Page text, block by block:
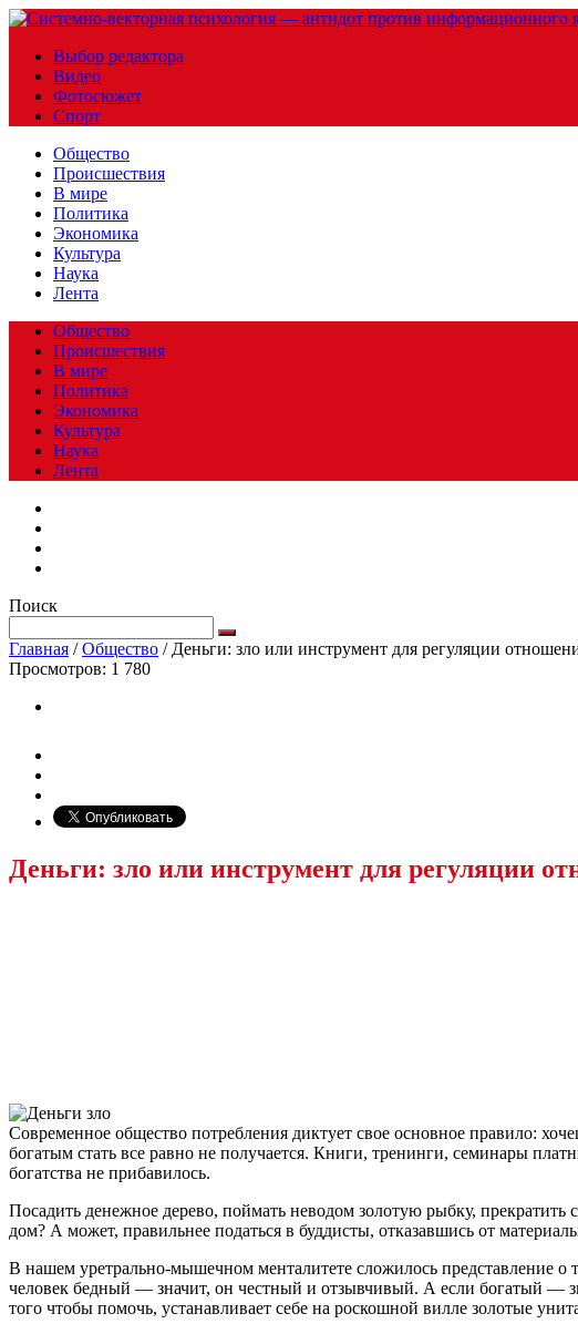
Выбор редактора
Видео
Фотосюжет
Спорт
Общество
Происшествия
В мире
Политика
Экономика
Культура
Наука
Лента
Общество
Происшествия
В мире
Политика
Экономика
Культура
Наука
Лента
Поиск
Главная /Общество / Деньги: зло или инструмент для регуляции
Просмотров: 1 780
Деньги: зло или инструмент для регуляции
Современное общество потребления диктует свое основное правило:
богатым стать все равно не получается. Книги, тренинги, семинары
богатства не прибавилось.
Посадить денежное дерево, поймать неводом золотую рыбку,
дом? А может, правильнее податься в буддисты, отказавшись от
В нашем уретрально-мышечном менталитете сложилось представление о
человек бедный — значит, он честный и отзывчивый. А если богатый —
того чтобы помочь, устанавливает себе на роскошной вилле золотые